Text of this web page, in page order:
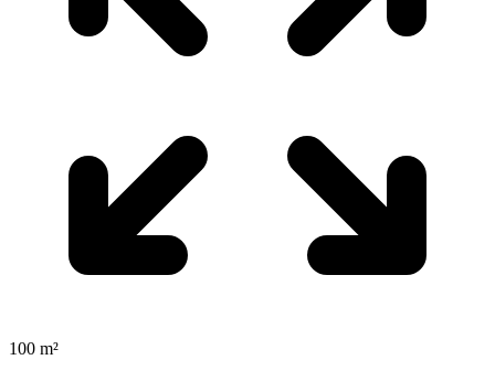
100 m²